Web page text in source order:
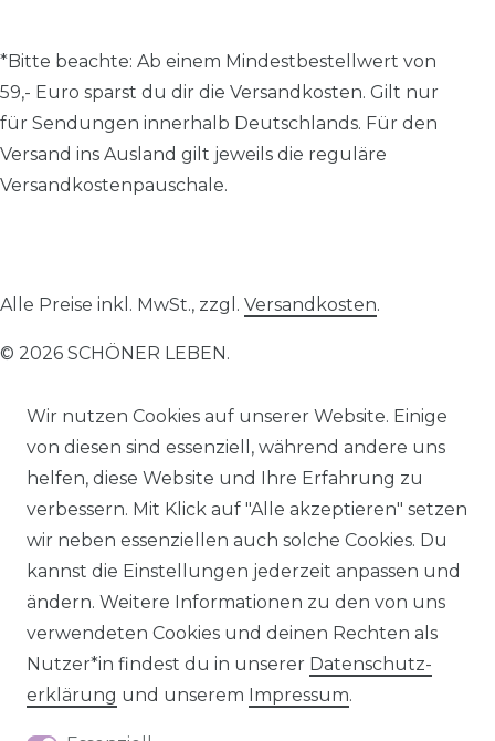
Wir nutzen Cookies auf unserer Website. Einige
von diesen sind essenziell, während andere uns
helfen, diese Website und Ihre Erfahrung zu
verbessern. Mit Klick auf "Alle akzeptieren" setzen
wir neben essenziellen auch solche Cookies. Du
kannst die Einstellungen jederzeit anpassen und
ändern. Weitere Informationen zu den von uns
verwendeten Cookies und deinen Rechten als
Nutzer*in findest du in unserer Daten­schutz­
erklärung und unserem Impressum.
*Bitte beachte: Ab einem Mindestbestellwert von
59,- Euro sparst du dir die Versandkosten. Gilt nur
für Sendungen innerhalb Deutschlands. Für den
Versand ins Ausland gilt jeweils die reguläre
Versandkostenpauschale.
Alle Preise inkl. MwSt., zzgl. Versandkosten.
© 2026 SCHÖNER LEBEN.
Impressum Daten­schutz­erklärung AGB
Barrierefreiheitserklärung Widerrufs­recht